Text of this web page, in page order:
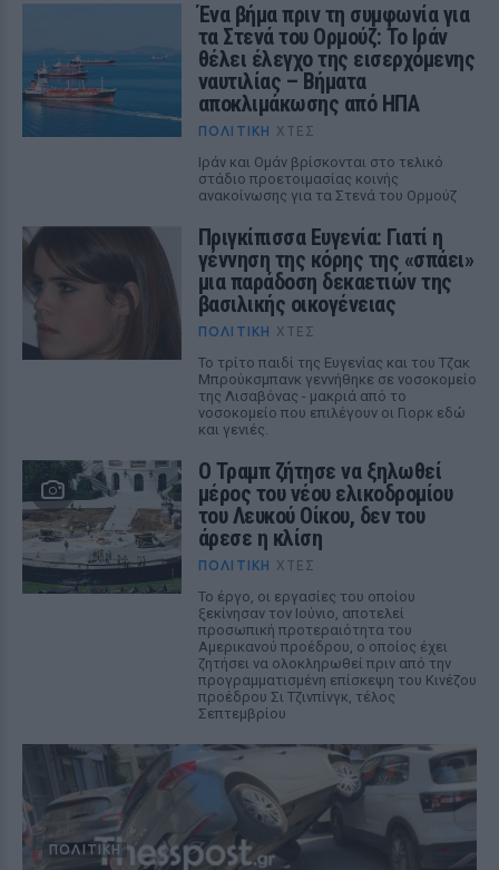
Ένα βήμα πριν τη συμφωνία για
τα Στενά του Ορμούζ: Το Ιράν
θέλει έλεγχο της εισερχόμενης
ναυτιλίας – Βήματα
αποκλιμάκωσης από ΗΠΑ
ΠΟΛΙΤΙΚΉ ΧΤΕΣ
Ιράν και Ομάν βρίσκονται στο τελικό
στάδιο προετοιμασίας κοινής
ανακοίνωσης για τα Στενά του Ορμούζ
Πριγκίπισσα Ευγενία: Γιατί η
γέννηση της κόρης της «σπάει»
μια παράδοση δεκαετιών της
βασιλικής οικογένειας
ΠΟΛΙΤΙΚΉ ΧΤΕΣ
Το τρίτο παιδί της Ευγενίας και του Τζακ
Μπρούκσμπανκ γεννήθηκε σε νοσοκομείο
της Λισαβόνας - μακριά από το
νοσοκομείο που επιλέγουν οι Γιορκ εδώ
και γενιές.
Ο Τραμπ ζήτησε να ξηλωθεί
μέρος του νέου ελικοδρομίου
του Λευκού Οίκου, δεν του
άρεσε η κλίση
ΠΟΛΙΤΙΚΉ ΧΤΕΣ
Το έργο, οι εργασίες του οποίου
ξεκίνησαν τον Ιούνιο, αποτελεί
προσωπική προτεραιότητα του
Αμερικανού προέδρου, ο οποίος έχει
ζητήσει να ολοκληρωθεί πριν από την
προγραμματισμένη επίσκεψη του Κινέζου
προέδρου Σι Τζινπίνγκ, τέλος
Σεπτεμβρίου
ΠΟΛΙΤΙΚΉ